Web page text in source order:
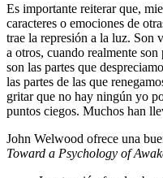
Es importante reiterar que,
caracteres o emociones de
trae la represión a la luz. Son
a otros, cuando realmente
son las partes que
las partes de las que
gritar que no hay ningún yo
puntos ciegos. Muchos han
John Welwood ofrece una
Toward a Psychology of